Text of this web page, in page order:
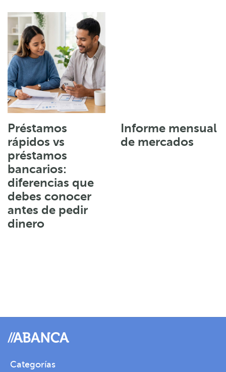
Préstamos
rápidos vs
préstamos
bancarios:
diferencias que
debes conocer
antes de pedir
dinero
Informe mensual
de mercados
Categorías